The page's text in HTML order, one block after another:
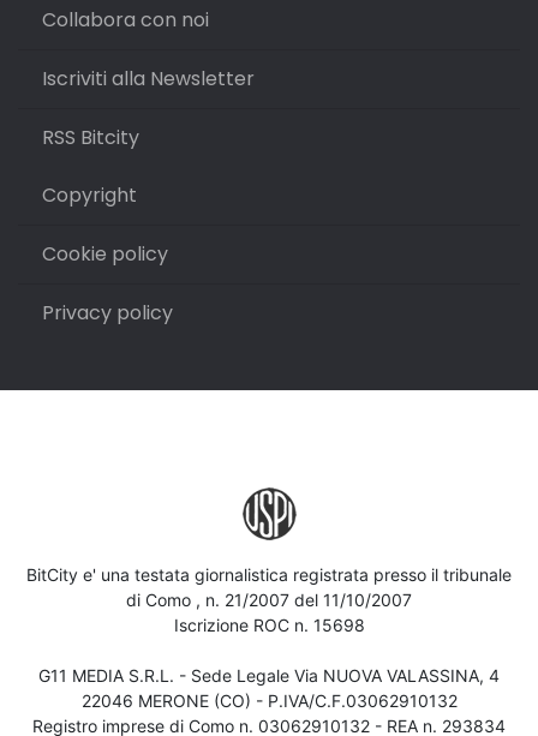
Collabora con noi
Iscriviti alla Newsletter
RSS Bitcity
Copyright
Cookie policy
Privacy policy
BitCity e' una testata giornalistica registrata presso il tribunale
di Como , n. 21/2007 del 11/10/2007
Iscrizione ROC n. 15698
G11 MEDIA S.R.L. - Sede Legale Via NUOVA VALASSINA, 4
22046 MERONE (CO) - P.IVA/C.F.03062910132
Registro imprese di Como n. 03062910132 - REA n. 293834